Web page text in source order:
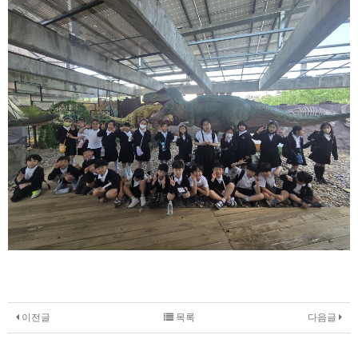
이전글 다음글
목록